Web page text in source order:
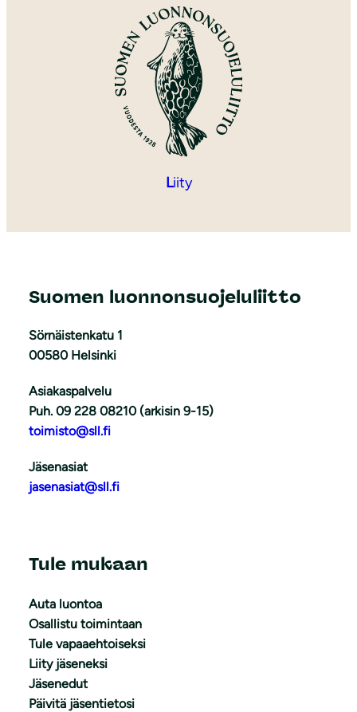
Liity
Suomen luonnonsuojeluliitto
Sörnäistenkatu 1
00580 Helsinki
Asiakaspalvelu
Puh. 09 228 08210 (arkisin 9-15)
toimisto@sll.fi
Jäsenasiat
jasenasiat@sll.fi
Tule mukaan
Auta luontoa
Osallistu toimintaan
Tule vapaaehtoiseksi
Liity jäseneksi
Jäsenedut
Päivitä jäsentietosi